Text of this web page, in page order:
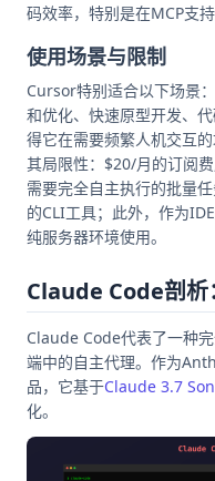
码效率，特别是在MCP支
使用场景与限制
Cursor特别适合以下场景
和优化、快速原型开发、
得它在需要频繁人机交互
其局限性：$20/月的订阅
需要完全自主执行的批量
的CLI工具；此外，作为
纯服务器环境使用。
Claude Code剖
Claude Code代表了一种
端中的自主代理。作为
品，它基于Claude 3.7
化。